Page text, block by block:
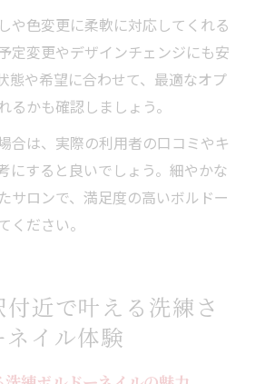
や色変更に柔軟に対応してくれる
定変更やデザインチェンジにも安
態や希望に合わせて、最適なオプ
るかも確認しましょう。
合は、実際の利用者の口コミやキ
にすると良いでしょう。細やかな
サロンで、満足度の高いボルドー
ください。
近で叶える洗練さ
イル体験